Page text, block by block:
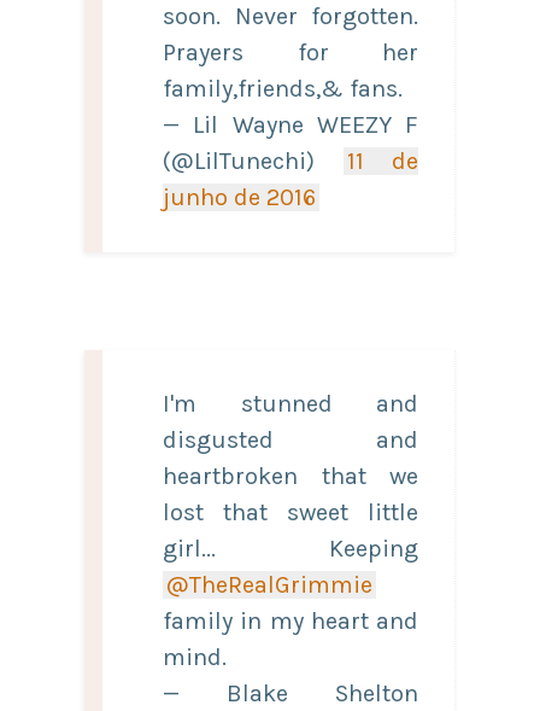
soon. Never forgotten.
Prayers for her
family,friends,& fans.
— Lil Wayne WEEZY F
(@LilTunechi)
11 de
junho de 2016
I'm stunned and
disgusted and
heartbroken that we
lost that sweet little
girl... Keeping
@TheRealGrimmie
family in my heart and
mind.
— Blake Shelton